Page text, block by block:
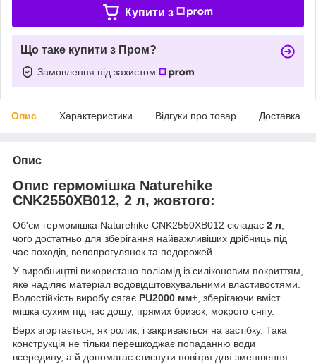
Купити з
Що таке купити з Пром?
Замовлення під захистом
Опис Характеристики Відгуки про товар Доставка
Опис
Опис гермомішка Naturehike
CNK2550XB012, 2 л, жовтого:
Об'єм гермомішка Naturehike CNK2550XB012 складає 2 л,
чого достатньо для зберігання найважливіших дрібниць під
час походів, велопрогулянок та подорожей.
У виробництві використано поліамід із силіконовим покриттям,
яке наділяє матеріал водовідштовхувальними властивостями.
Водостійкість виробу сягає PU2000 мм+, зберігаючи вміст
мішка сухим під час дощу, прямих бризок, мокрого снігу.
Верх згортається, як ролик, і закривається на застібку. Така
конструкція не тільки перешкоджає попаданню води
всередину, а й допомагає стиснути повітря для зменшення